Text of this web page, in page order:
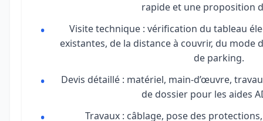
rapide et une proposition
Visite technique : vérification du tableau
existantes, de la distance à couvrir, du mode
de parking.
Devis détaillé : matériel, main-d’œuvre,
de dossier pour les aides
Travaux : câblage, pose des